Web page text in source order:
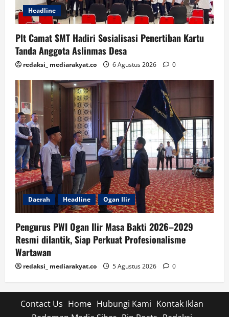
Headline
Plt Camat SMT Hadiri Sosialisasi Penertiban Kartu
Tanda Anggota Aslinmas Desa
redaksi_ mediarakyat.co 6 Agustus 2026 0
Daerah Headline Ogan Ilir
Pengurus PWI Ogan Ilir Masa Bakti 2026–2029
Resmi dilantik, Siap Perkuat Profesionalisme
Wartawan
redaksi_ mediarakyat.co 5 Agustus 2026 0
Contact Us Home Hubungi Kami Kontak Iklan